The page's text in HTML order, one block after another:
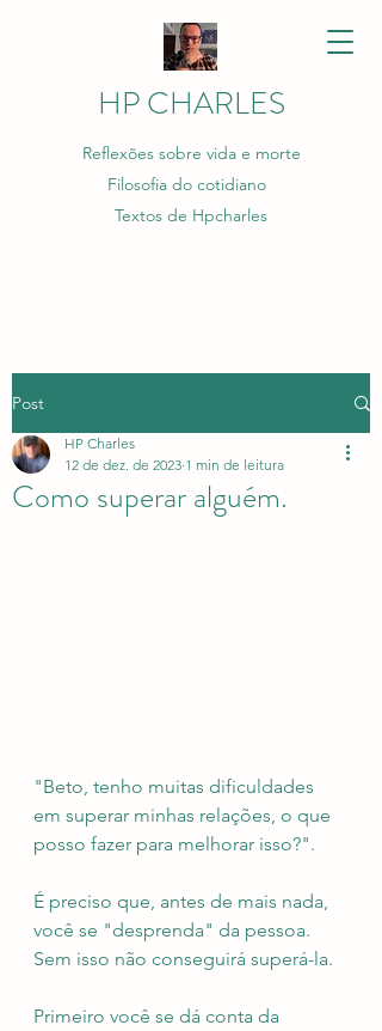
HP CHARLES
Reflexões sobre vida e morte
Filosofia do cotidiano
Textos de Hpcharles
Post
Como superar alguém.
HP Charles
12 de dez. de 2023 1 min de leitura
"Beto, tenho muitas dificuldades
em superar minhas relações, o que
posso fazer para melhorar isso?".
É preciso que, antes de mais nada,
você se "desprenda" da pessoa.
Sem isso não conseguirá superá-la.
Primeiro você se dá conta da